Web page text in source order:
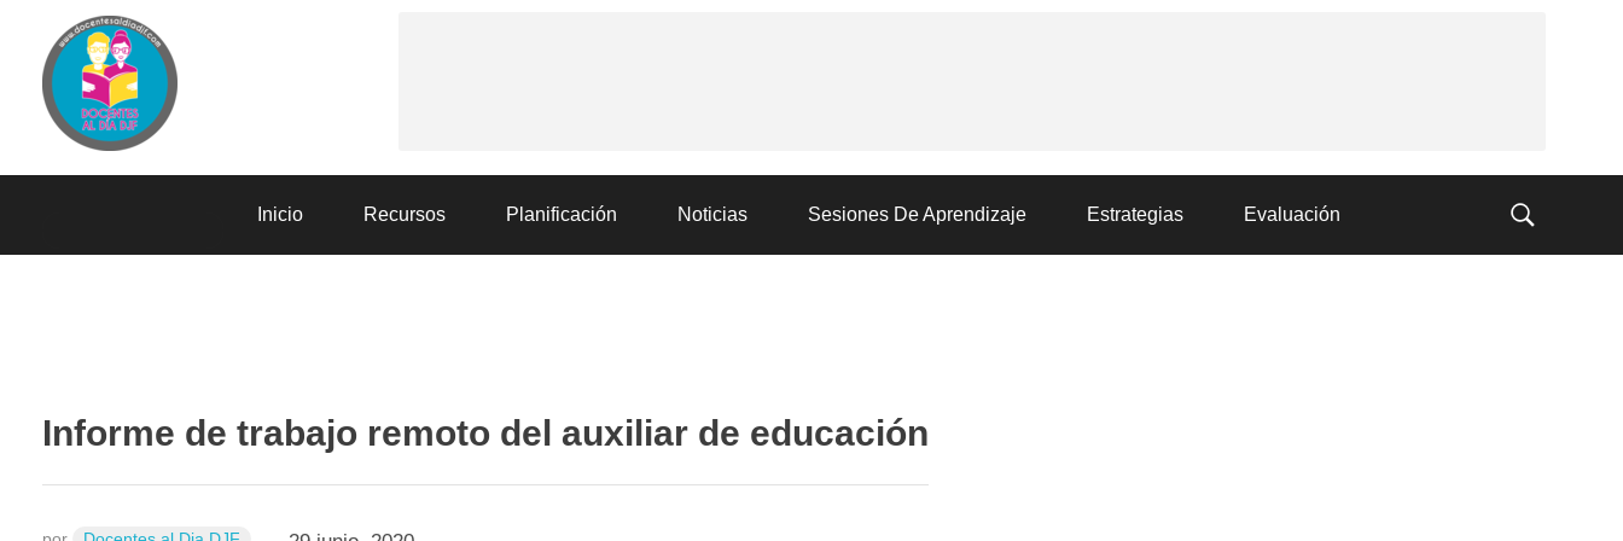
Inicio Recursos Planificación Noticias Sesiones De Aprendizaje Estrategias Evaluación
Informe de trabajo remoto del auxiliar de educación